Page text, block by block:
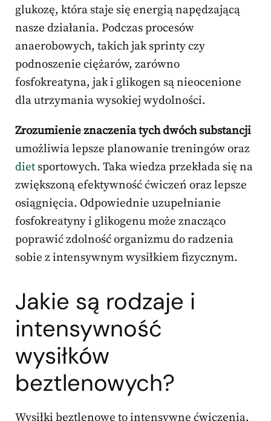
glukozę, która staje się energią napędzającą
nasze działania. Podczas procesów
anaerobowych, takich jak sprinty czy
podnoszenie ciężarów, zarówno
fosfokreatyna, jak i glikogen są nieocenione
dla utrzymania wysokiej wydolności.
Zrozumienie znaczenia tych dwóch substancji
umożliwia lepsze planowanie treningów oraz
diet sportowych. Taka wiedza przekłada się na
zwiększoną efektywność ćwiczeń oraz lepsze
osiągnięcia. Odpowiednie uzupełnianie
fosfokreatyny i glikogenu może znacząco
poprawić zdolność organizmu do radzenia
sobie z intensywnym wysiłkiem fizycznym.
Jakie są rodzaje i
intensywność
wysiłków
beztlenowych?
Wysiłki beztlenowe to intensywne ćwiczenia,